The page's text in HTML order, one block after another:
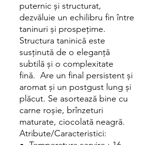
puternic și structurat,
dezvăluie un echilibru fin între
taninuri și prospețime.
Structura taninică este
susținută de o eleganță
subtilă și o complexitate
fină. Are un final persistent și
aromat și un postgust lung și
plăcut. Se asortează bine cu
carne roșie, brînzeturi
maturate, ciocolată neagră.
Atribute/Caracteristici: